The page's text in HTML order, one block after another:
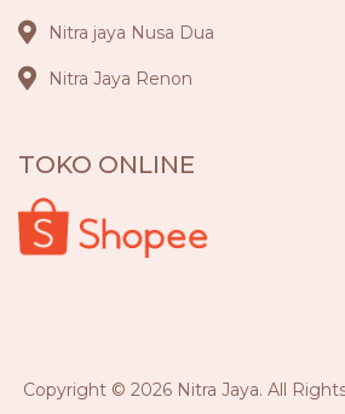
Nitra jaya Nusa Dua
Nitra Jaya Renon
TOKO ONLINE
Copyright © 2026 Nitra Jaya. All